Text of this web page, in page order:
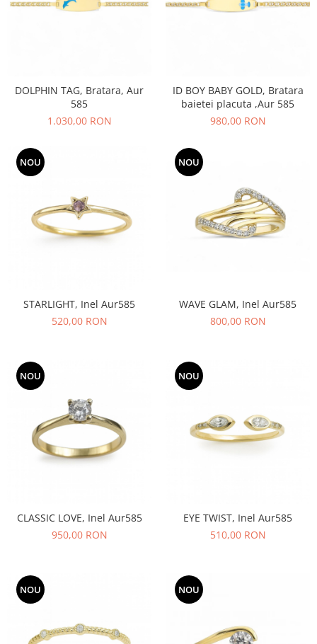
DOLPHIN TAG, Bratara, Aur
585
1.030,00 RON
ID BOY BABY GOLD, Bratara
baietei placuta ,Aur 585
980,00 RON
NOU
STARLIGHT, Inel Aur585
520,00 RON
NOU
WAVE GLAM, Inel Aur585
800,00 RON
NOU
CLASSIC LOVE, Inel Aur585
950,00 RON
NOU
EYE TWIST, Inel Aur585
510,00 RON
NOU NOU